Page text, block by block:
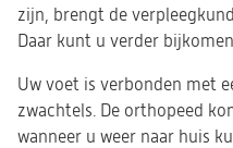
zijn, brengt de
Daar kunt u verder bijkomen.
Uw voet is verbonden met
zwachtels. De orthopeed
wanneer u weer naar huis